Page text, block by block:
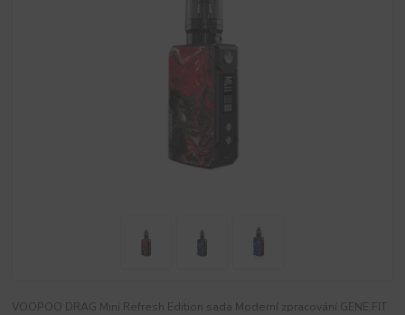
VOOPOO DRAG Mini Refresh Edition sada Moderní zpracování GENE.FIT